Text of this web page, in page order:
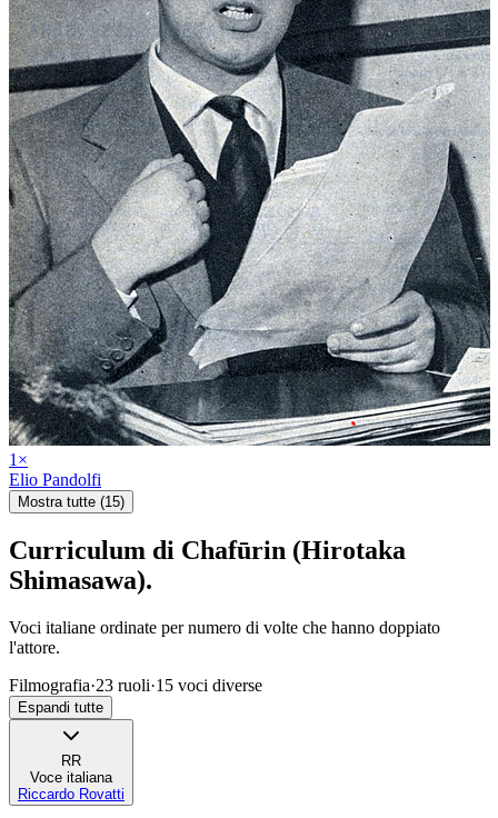
1 ×
Elio Pandolfi
Mostra tutte (15)
Curriculum di Chafūrin (Hirotaka
Shimasawa).
Voci italiane ordinate per numero di volte che hanno doppiato
l'attore.
Filmografia·23 ruoli·15 voci diverse
Espandi tutte
RR
Voce italiana
Riccardo Rovatti